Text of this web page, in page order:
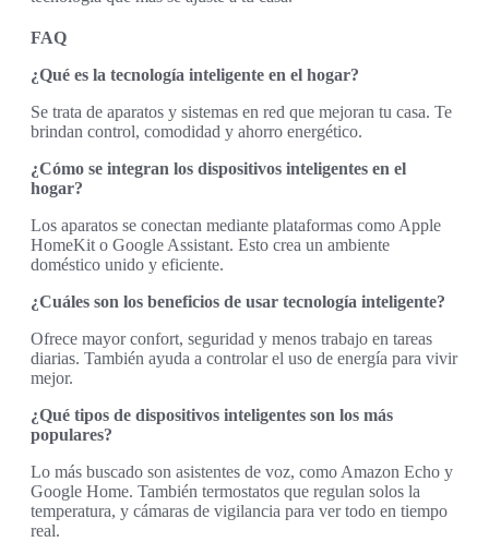
FAQ
¿Qué es la tecnología inteligente en el hogar?
Se trata de aparatos y sistemas en red que mejoran tu casa. Te
brindan control, comodidad y ahorro energético.
¿Cómo se integran los dispositivos inteligentes en el
hogar?
Los aparatos se conectan mediante plataformas como Apple
HomeKit o Google Assistant. Esto crea un ambiente
doméstico unido y eficiente.
¿Cuáles son los beneficios de usar tecnología inteligente?
Ofrece mayor confort, seguridad y menos trabajo en tareas
diarias. También ayuda a controlar el uso de energía para vivir
mejor.
¿Qué tipos de dispositivos inteligentes son los más
populares?
Lo más buscado son asistentes de voz, como Amazon Echo y
Google Home. También termostatos que regulan solos la
temperatura, y cámaras de vigilancia para ver todo en tiempo
real.